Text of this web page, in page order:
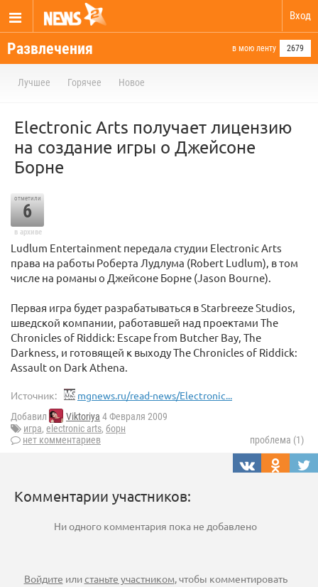
Вход
Развлечения в мою ленту 2679
Лучшее Горячее Новое
Electronic Arts получает лицензию
на создание игры о Джейсоне
Борне
отметили
6
в архиве
Ludlum Entertainment передала студии Electronic Arts
права на работы Роберта Лудлума (Robert Ludlum), в том
числе на романы о Джейсоне Борне (Jason Bourne).
Первая игра будет разрабатываться в Starbreeze Studios,
шведской компании, работавшей над проектами Тhe
Chronicles of Riddick: Escape from Butcher Bay, The
Darkness, и готовящей к выходу The Chronicles of Riddick:
Assault on Dark Athena.
Источник: mgnews.ru/read-news/Electronic...
Добавил Viktoriya 4 Февраля 2009
игра, electronic arts, борн
нет комментариев
проблема (1)
Комментарии участников:
Ни одного комментария пока не добавлено
Войдите илистаньте участником, чтобы комментировать